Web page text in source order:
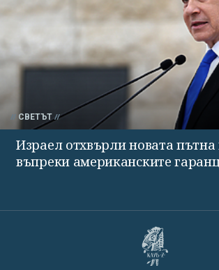
СВЕТЪТ
Израел отхвърли новата пътна
въпреки американските